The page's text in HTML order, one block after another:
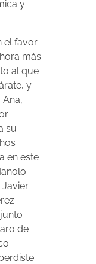
y
el favor
más
al que
y
su
en este
Javier
de